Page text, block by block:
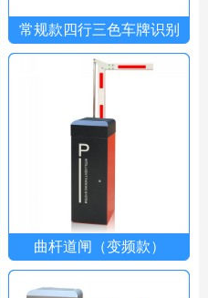
常规款四行三色车牌识别
曲杆道闸（变频款）